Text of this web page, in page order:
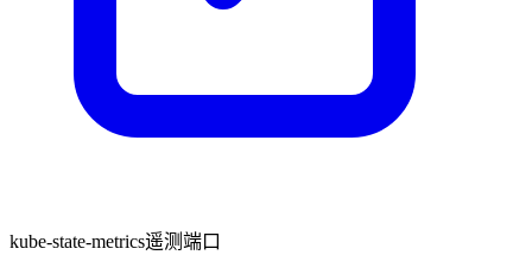
kube-state-metrics遥测端口